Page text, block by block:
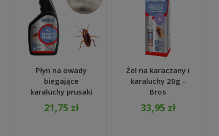
Płyn na owady
biegające
karaluchy prusaki
mrówki 007 500ml
- Bros
21,75 zł
Żel na karaczany i
karaluchy 20g -
Bros
33,95 zł